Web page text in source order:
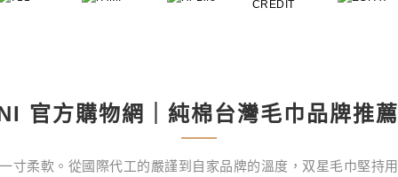
官方購物網｜純棉台灣毛巾品牌推
寸柔軟。從國際代工的嚴謹到自家品牌的溫度，双星毛巾堅持